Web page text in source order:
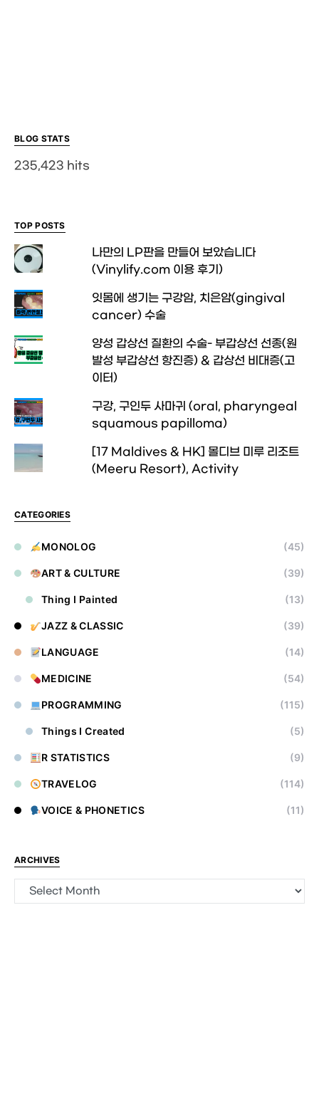
BLOG STATS
235,423 hits
TOP POSTS
나만의 LP판을 만들어 보았습니다
(Vinylify.com 이용 후기)
잇몸에 생기는 구강암, 치은암(gingival
cancer) 수술
양성 갑상선 질환의 수술- 부갑상선 선종(원
발성 부갑상선 항진증) & 갑상선 비대증(고
이터)
구강, 구인두 사마귀 (oral, pharyngeal
squamous papilloma)
[17 Maldives & HK] 몰디브 미루 리조트
(Meeru Resort), Activity
CATEGORIES
MONOLOG (45)
ART & CULTURE (39)
Thing I Painted (13)
JAZZ & CLASSIC (39)
LANGUAGE (14)
MEDICINE (54)
PROGRAMMING (115)
Things I Created (5)
R STATISTICS (9)
TRAVELOG (114)
VOICE & PHONETICS (11)
ARCHIVES
Archives